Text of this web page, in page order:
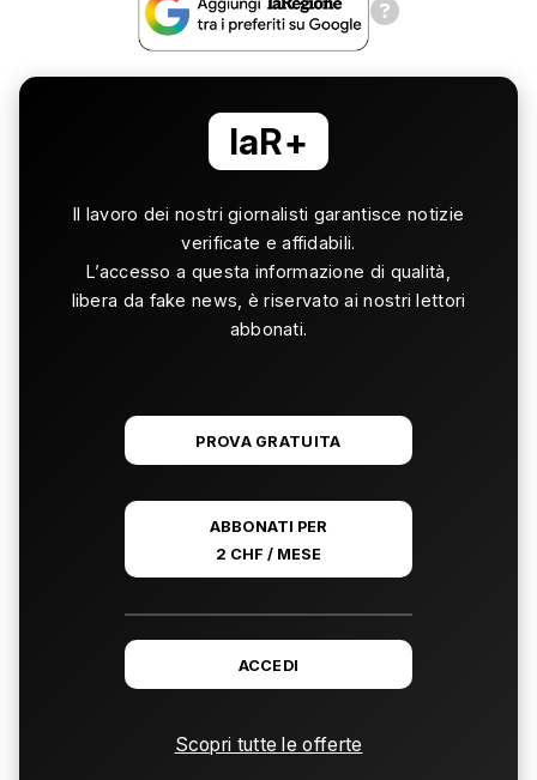
laR+
Il lavoro dei nostri giornalisti garantisce notizie
verificate e affidabili.
L’accesso a questa informazione di qualità,
libera da fake news, è riservato ai nostri lettori
abbonati.
PROVA GRATUITA
ABBONATI PER
2 CHF / MESE
ACCEDI
Scopri tutte le offerte